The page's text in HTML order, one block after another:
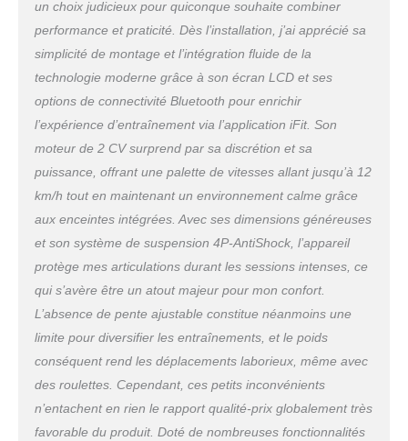
de charge de 136 kg, il convient à des
utilisateurs de toutes tailles. 【Aucun montage
requis】: ce tapis de course motorisé inclinable
est immédiatement prêt à l'usage. Grâce à ses
roulettes intégrées, vous pouvez le déplacer
sans effort vers le bureau, la chambre ou toute
autre pièce. Son encombrement réduit permet
une installation flexible, même dans un angle,
sans sacrifier d'espace.
un choix judicieux pour quiconque souhaite combiner
performance et praticité. Dès l’installation, j’ai apprécié sa
simplicité de montage et l’intégration fluide de la
technologie moderne grâce à son écran LCD et ses
options de connectivité Bluetooth pour enrichir
l’expérience d’entraînement via l’application iFit. Son
moteur de 2 CV surprend par sa discrétion et sa
puissance, offrant une palette de vitesses allant jusqu’à 12
km/h tout en maintenant un environnement calme grâce
aux enceintes intégrées. Avec ses dimensions généreuses
et son système de suspension 4P-AntiShock, l’appareil
protège mes articulations durant les sessions intenses, ce
qui s’avère être un atout majeur pour mon confort.
L’absence de pente ajustable constitue néanmoins une
limite pour diversifier les entraînements, et le poids
conséquent rend les déplacements laborieux, même avec
des roulettes. Cependant, ces petits inconvénients
n’entachent en rien le rapport qualité-prix globalement très
favorable du produit. Doté de nombreuses fonctionnalités